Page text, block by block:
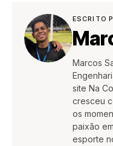
ESCRITO
Marcos
site Na
cresceu
os
paixão
esporte